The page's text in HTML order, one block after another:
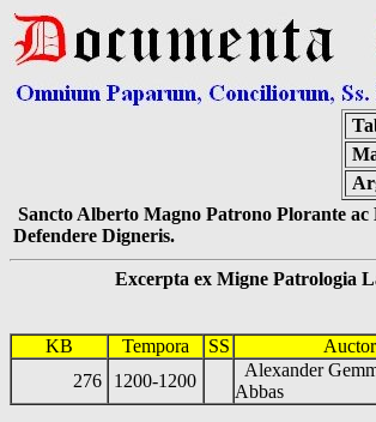
Sancto Alberto Magno Patrono Plorante
Defendere Digneris.
Excerpta ex Migne Patrologia
KB Tempora SS
Auctor
276
1200-1200
Alexander
Abbas